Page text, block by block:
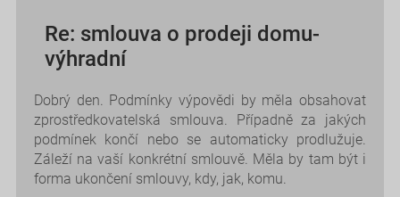
Re: smlouva o prodeji domu-
výhradní
Dobrý den. Podmínky výpovědi by měla obsahovat
zprostředkovatelská smlouva. Případně za jakých
podmínek končí nebo se automaticky prodlužuje.
Záleží na vaší konkrétní smlouvě. Měla by tam být i
forma ukončení smlouvy, kdy, jak, komu.